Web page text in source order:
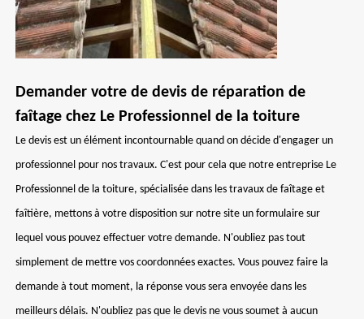
Demander votre de devis de réparation de
faîtage chez Le Professionnel de la toiture
Le devis est un élément incontournable quand on décide d'engager un
professionnel pour nos travaux. C'est pour cela que notre entreprise Le
Professionnel de la toiture, spécialisée dans les travaux de faîtage et
faîtière, mettons à votre disposition sur notre site un formulaire sur
lequel vous pouvez effectuer votre demande. N'oubliez pas tout
simplement de mettre vos coordonnées exactes. Vous pouvez faire la
demande à tout moment, la réponse vous sera envoyée dans les
meilleurs délais. N'oubliez pas que le devis ne vous soumet à aucun